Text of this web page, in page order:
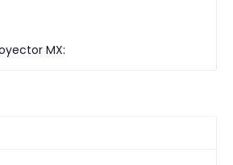
MX: